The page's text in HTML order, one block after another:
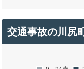
交通事故の川尻